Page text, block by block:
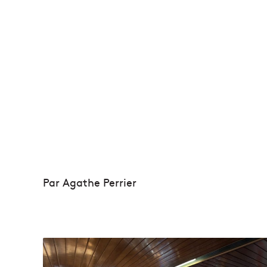
Par Agathe Perrier
L
e